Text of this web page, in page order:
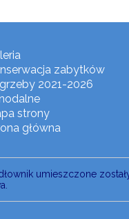
zabytków
2021-2026
strony
główna
umieszczone